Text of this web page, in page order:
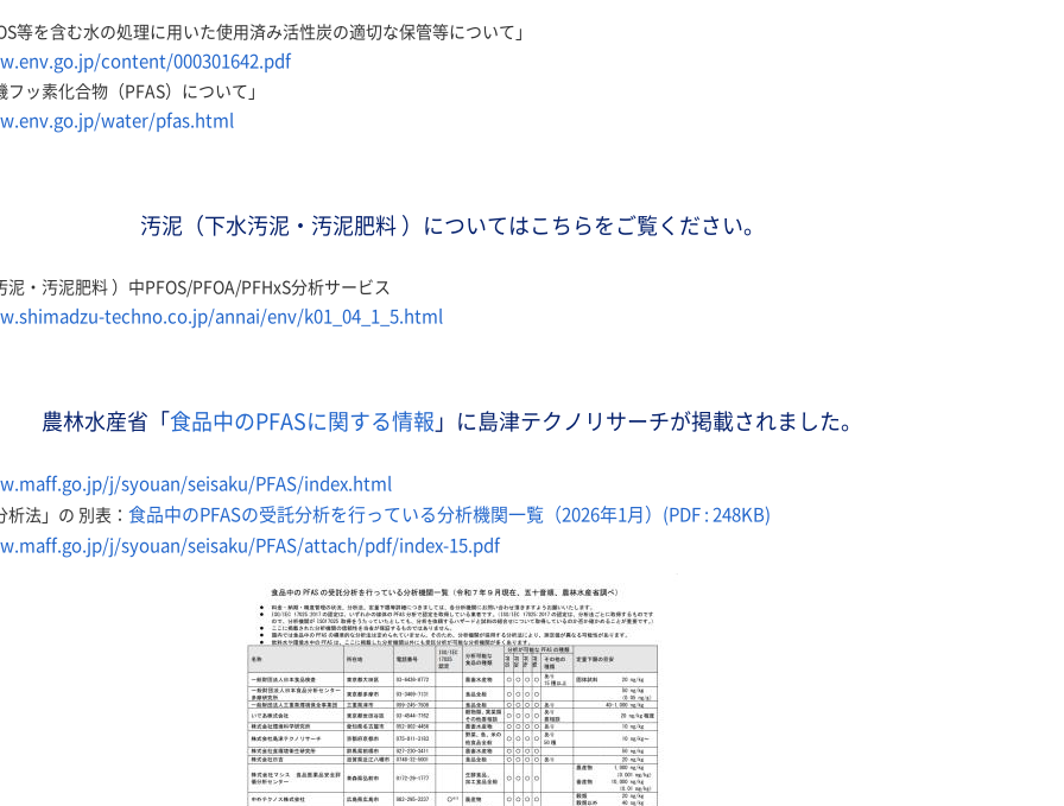
等を含む水の処理に用いた使用済み活性炭の適切な保管等について」
content/000301642.pdf
フッ素化合物（PFAS）について」
water/pfas.html
汚泥（下水汚泥・汚泥肥料 ）についてはこちらをご覧ください。
泥・汚泥肥料 ）中PFOS/PFOA/PFHxS分析サービス
techno.co.jp/annai/env/k01_04_1_5.html
農林水産省「 食品中のPFASに関する情報 」に島津テクノリサーチが掲載されました。
j/syouan/seisaku/PFAS/index.html
析法」の 別表： 食品中のPFASの受託分析を行っている分析機関一覧（2026年1月）(PDF : 248KB)
j/syouan/seisaku/PFAS/attach/pdf/index-15.pdf